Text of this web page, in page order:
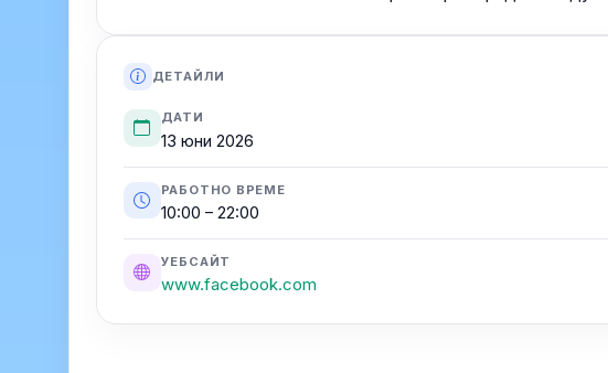
ДЕТАЙЛИ
ДАТИ
13 юни 2026
РАБОТНО ВРЕМЕ
10:00 – 22:00
УЕБСАЙТ
www.facebook.com